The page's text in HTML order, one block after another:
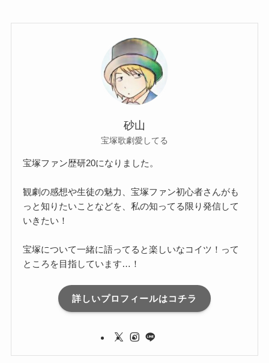
砂山
宝塚歌劇愛してる
宝塚ファン歴研20になりました。
観劇の感想や生徒の魅力、宝塚ファン初心者さんがも
っと知りたいことなどを、私の知ってる限り発信して
いきたい！
宝塚について一緒に語ってると楽しいなコイツ！って
ところを目指しています…！
詳しいプロフィールはコチラ